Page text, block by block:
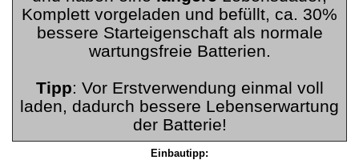
Komplett vorgeladen und befüllt, ca. 30%
bessere Starteigenschaft als normale
wartungsfreie Batterien.
Tipp: Vor Erstverwendung einmal voll
laden, dadurch bessere Lebenserwartung
der Batterie!
Einbautipp: